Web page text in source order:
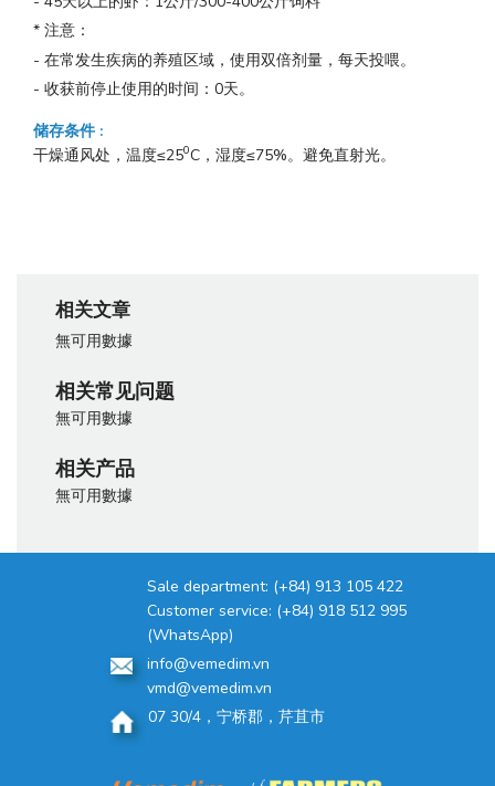
* 注意：
- 在常发生疾病的养殖区域，使用双倍剂量，每天投喂。
- 收获前停止使用的时间：0天。
储存条件 :
干燥通风处，温度≤250C，湿度≤75%。避免直射光。
相关文章
無可用數據
相关常见问题
無可用數據
相关产品
無可用數據
Sale department: (+84) 913 105 422
Customer service: (+84) 918 512 995
(WhatsApp)
info@vemedim.vn
vmd@vemedim.vn
07 30/4，宁桥郡，芹苴市